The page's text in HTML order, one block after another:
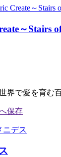
～Stairs
界で愛を育む